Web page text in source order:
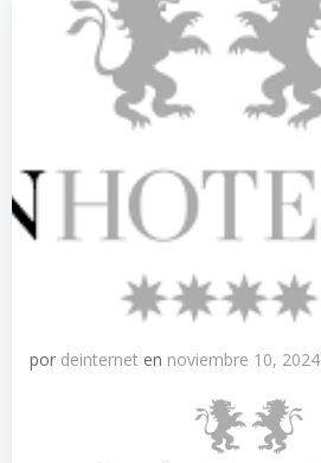
por deinternet en noviembre 10, 2024